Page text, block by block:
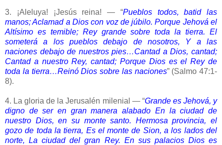
3. ¡Aleluya! ¡Jesús reina! — “Pueblos todos, batid las
manos; Aclamad a Dios con voz de júbilo. Porque Jehová el
Altísimo es temible; Rey grande sobre toda la tierra. El
someterá a los pueblos debajo de nosotros, Y a las
naciones debajo de nuestros pies…Cantad a Dios, cantad;
Cantad a nuestro Rey, cantad; Porque Dios es el Rey de
toda la tierra…Reinó Dios sobre las naciones” (Salmo 47:1-
8).
4. La gloria de la Jerusalén milenial — “Grande es Jehová, y
digno de ser en gran manera alabado En la ciudad de
nuestro Dios, en su monte santo. Hermosa provincia, el
gozo de toda la tierra, Es el monte de Sion, a los lados del
norte, La ciudad del gran Rey. En sus palacios Dios es